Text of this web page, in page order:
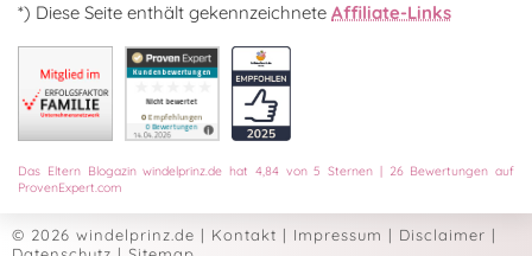
*) Diese Seite enthält gekennzeichnete Affiliate-Links
Das Eltern Blogazin windelprinz.de hat 4,84von5 Sternen | 26Bewertungen auf
ProvenExpert.com
© 2026 windelprinz.de | Kontakt | Impressum | Disclaimer |